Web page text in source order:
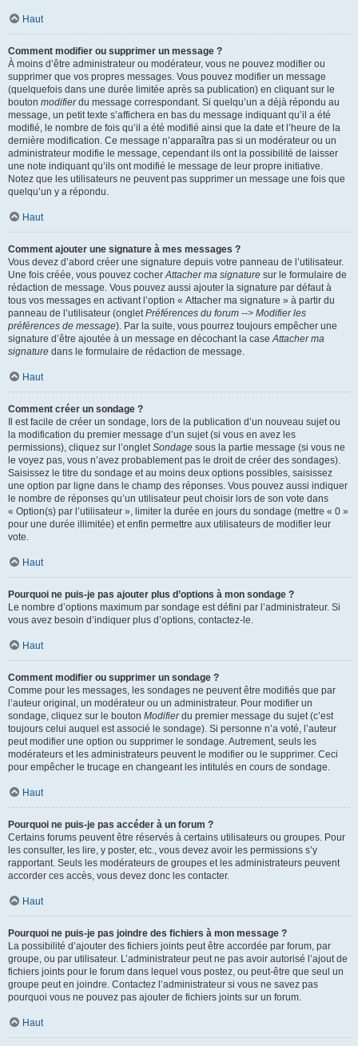
Haut
Comment modifier ou supprimer un message ?
À moins d’être administrateur ou modérateur, vous ne pouvez modifier ou
supprimer que vos propres messages. Vous pouvez modifier un message
(quelquefois dans une durée limitée après sa publication) en cliquant sur le
bouton modifierdu message correspondant. Si quelqu’un a déjà répondu au
message, un petit texte s’affichera en bas du message indiquant qu’il a été
modifié, le nombre de fois qu’il a été modifié ainsi que la date et l’heure de la
dernière modification. Ce message n’apparaîtra pas si un modérateur ou un
administrateur modifie le message, cependant ils ont la possibilité de laisser
une note indiquant qu’ils ont modifié le message de leur propre initiative.
Notez que les utilisateurs ne peuvent pas supprimer un message une fois que
quelqu’un y a répondu.
Haut
Comment ajouter une signature à mes messages ?
Vous devez d’abord créer une signature depuis votre panneau de l’utilisateur.
Une fois créée, vous pouvez cocherAttacher ma signature sur le formulaire de
rédaction de message. Vous pouvez aussi ajouter la signature par défaut à
tous vos messages en activant l’option « Attacher ma signature » à partir du
panneau de l’utilisateur (ongletPréférences du forum --> Modifier les
préférences de message). Par la suite, vous pourrez toujours empêcher une
signature d’être ajoutée à un message en décochant la caseAttacher ma
signature dans le formulaire de rédaction de message.
Haut
Comment créer un sondage ?
Il est facile de créer un sondage, lors de la publication d’un nouveau sujet ou
la modification du premier message d’un sujet (si vous en avez les
permissions), cliquez sur l’ongletSondage sous la partie message (si vous ne
le voyez pas, vous n’avez probablement pas le droit de créer des sondages).
Saisissez le titre du sondage et au moins deux options possibles, saisissez
une option par ligne dans le champ des réponses. Vous pouvez aussi indiquer
le nombre de réponses qu’un utilisateur peut choisir lors de son vote dans
« Option(s) par l’utilisateur », limiter la durée en jours du sondage (mettre « 0 »
pour une durée illimitée) et enfin permettre aux utilisateurs de modifier leur
vote.
Haut
Pourquoi ne puis-je pas ajouter plus d’options à mon sondage ?
Le nombre d’options maximum par sondage est défini par l’administrateur. Si
vous avez besoin d’indiquer plus d’options, contactez-le.
Haut
Comment modifier ou supprimer un sondage ?
Comme pour les messages, les sondages ne peuvent être modifiés que par
l’auteur original, un modérateur ou un administrateur. Pour modifier un
sondage, cliquez sur le bouton Modifierdu premier message du sujet (c’est
toujours celui auquel est associé le sondage). Si personne n’a voté, l’auteur
peut modifier une option ou supprimer le sondage. Autrement, seuls les
modérateurs et les administrateurs peuvent le modifier ou le supprimer. Ceci
pour empêcher le trucage en changeant les intitulés en cours de sondage.
Haut
Pourquoi ne puis-je pas accéder à un forum ?
Certains forums peuvent être réservés à certains utilisateurs ou groupes. Pour
les consulter, les lire, y poster, etc., vous devez avoir les permissions s’y
rapportant. Seuls les modérateurs de groupes et les administrateurs peuvent
accorder ces accès, vous devez donc les contacter.
Haut
Pourquoi ne puis-je pas joindre des fichiers à mon message ?
La possibilité d’ajouter des fichiers joints peut être accordée par forum, par
groupe, ou par utilisateur. L’administrateur peut ne pas avoir autorisé l’ajout de
fichiers joints pour le forum dans lequel vous postez, ou peut-être que seul un
groupe peut en joindre. Contactez l’administrateur si vous ne savez pas
pourquoi vous ne pouvez pas ajouter de fichiers joints sur un forum.
Haut